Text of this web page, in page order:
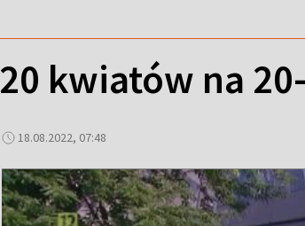
20 kwiatów na
18.08.2022, 07:48